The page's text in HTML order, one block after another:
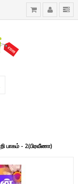
பாகம் - 2(பிரவீணா)